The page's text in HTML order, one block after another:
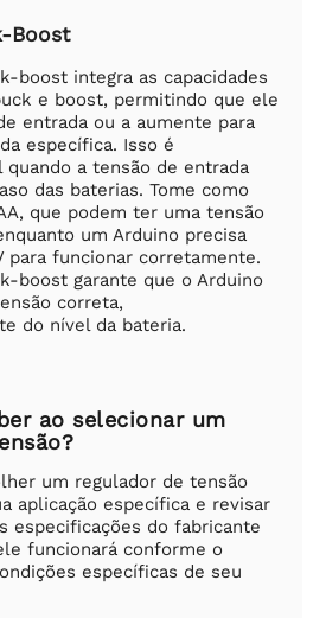
Boost
boost integra as capacidades
e boost, permitindo que ele
entrada ou a aumente para
específica. Isso é
a tensão de entrada
das baterias. Tome como
que podem ter uma tensão
um Arduino precisa
para funcionar corretamente.
boost garante que o Arduino
correta,
do nível da bateria.
ao selecionar um
um regulador de tensão
aplicação específica e revisar
especificações do fabricante
funcionará conforme o
específicas de seu